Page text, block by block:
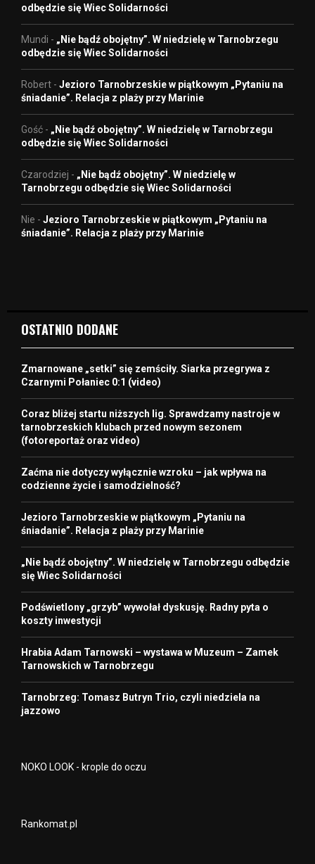
odbędzie się Wiec Solidarności
Mundi - „Nie bądź obojętny”. W niedzielę w Tarnobrzegu
odbędzie się Wiec Solidarności
Robert - Jezioro Tarnobrzeskie w piątkowym „Pytaniu na
śniadanie”. Relacja z plaży przy Marinie
Gość - „Nie bądź obojętny”. W niedzielę w Tarnobrzegu
odbędzie się Wiec Solidarności
Czarodziej - „Nie bądź obojętny”. W niedzielę w
Tarnobrzegu odbędzie się Wiec Solidarności
Nie - Jezioro Tarnobrzeskie w piątkowym „Pytaniu na
śniadanie”. Relacja z plaży przy Marinie
OSTATNIO DODANE
Zmarnowane „setki” się zemściły. Siarka przegrywa z
Czarnymi Połaniec 0:1 (video)
Coraz bliżej startu niższych lig. Sprawdzamy nastroje w
tarnobrzeskich klubach przed nowym sezonem
(fotoreportaż oraz video)
Zaćma nie dotyczy wyłącznie wzroku – jak wpływa na
codzienne życie i samodzielność?
Jezioro Tarnobrzeskie w piątkowym „Pytaniu na
śniadanie”. Relacja z plaży przy Marinie
„Nie bądź obojętny”. W niedzielę w Tarnobrzegu odbędzie
się Wiec Solidarności
Podświetlony „grzyb” wywołał dyskusję. Radny pyta o
koszty inwestycji
Hrabia Adam Tarnowski – wystawa w Muzeum – Zamek
Tarnowskich w Tarnobrzegu
Tarnobrzeg: Tomasz Butryn Trio, czyli niedziela na
jazzowo
NOKO LOOK - krople do oczu
Rankomat.pl